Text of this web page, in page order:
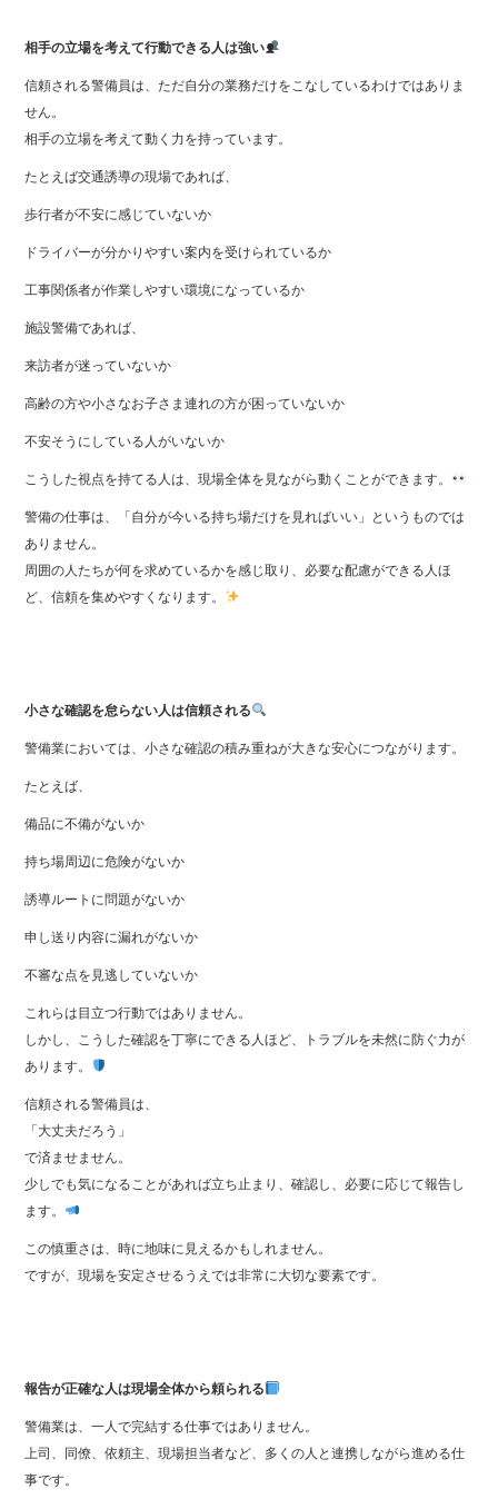
相手の立場を考えて行動できる人は強い
信頼される警備員は、ただ自分の業務だけをこなしているわけではありま
せん。
相手の立場を考えて動く力を持っています。
たとえば交通誘導の現場であれば、
歩行者が不安に感じていないか
ドライバーが分かりやすい案内を受けられているか
工事関係者が作業しやすい環境になっているか
施設警備であれば、
来訪者が迷っていないか
高齢の方や小さなお子さま連れの方が困っていないか
不安そうにしている人がいないか
こうした視点を持てる人は、現場全体を見ながら動くことができます。
警備の仕事は、「自分が今いる持ち場だけを見ればいい」というものでは
ありません。
周囲の人たちが何を求めているかを感じ取り、必要な配慮ができる人ほ
ど、信頼を集めやすくなります。
小さな確認を怠らない人は信頼される
警備業においては、小さな確認の積み重ねが大きな安心につながります。
たとえば、
備品に不備がないか
持ち場周辺に危険がないか
誘導ルートに問題がないか
申し送り内容に漏れがないか
不審な点を見逃していないか
これらは目立つ行動ではありません。
しかし、こうした確認を丁寧にできる人ほど、トラブルを未然に防ぐ力が
あります。
信頼される警備員は、
「大丈夫だろう」
で済ませません。
少しでも気になることがあれば立ち止まり、確認し、必要に応じて報告し
ます。
この慎重さは、時に地味に見えるかもしれません。
ですが、現場を安定させるうえでは非常に大切な要素です。
報告が正確な人は現場全体から頼られる
警備業は、一人で完結する仕事ではありません。
上司、同僚、依頼主、現場担当者など、多くの人と連携しながら進める仕
事です。